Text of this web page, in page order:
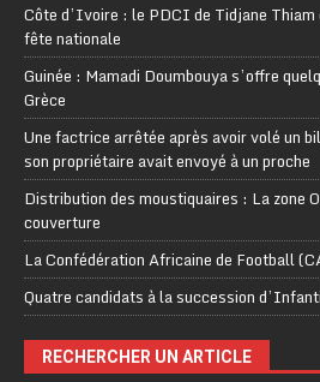
Côte d’Ivoire : le PDCI de Tidjane
fête nationale
Guinée : Mamadi Doumbouya s’offre
Grèce
Une factrice arrêtée après avoir volé un
son propriétaire avait envoyé à un proche
Distribution des moustiquaires : La zone
couverture
La Confédération Africaine de Football
Quatre candidats à la succession
RECHERCHER UN ARTICLE